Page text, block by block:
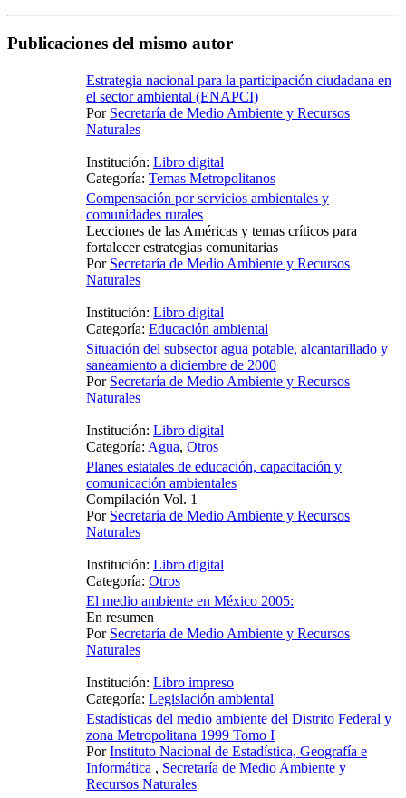
Publicaciones del mismo autor
Estrategia nacional para la participación ciudadana en
el sector ambiental (ENAPCI)
Por Secretaría de Medio Ambiente y Recursos
Naturales
Institución: Libro digital
Categoría: Temas Metropolitanos
Compensación por servicios ambientales y
comunidades rurales
Lecciones de las Américas y temas críticos para
fortalecer estrategias comunitarias
Por Secretaría de Medio Ambiente y Recursos
Naturales
Institución: Libro digital
Categoría: Educación ambiental
Situación del subsector agua potable, alcantarillado y
saneamiento a diciembre de 2000
Por Secretaría de Medio Ambiente y Recursos
Naturales
Institución: Libro digital
Categoría: Agua, Otros
Planes estatales de educación, capacitación y
comunicación ambientales
Compilación Vol. 1
Por Secretaría de Medio Ambiente y Recursos
Naturales
Institución: Libro digital
Categoría: Otros
El medio ambiente en México 2005:
En resumen
Por Secretaría de Medio Ambiente y Recursos
Naturales
Institución: Libro impreso
Categoría: Legislación ambiental
Estadísticas del medio ambiente del Distrito Federal y
zona Metropolitana 1999 Tomo I
PorInstituto Nacional de Estadística, Geografía e
Informática , Secretaría de Medio Ambiente y
Recursos Naturales